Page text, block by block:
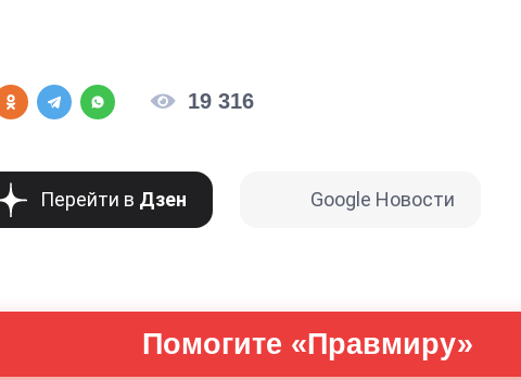
19 316
Перейти в Дзен Google Новости
Помогите «Правмиру»